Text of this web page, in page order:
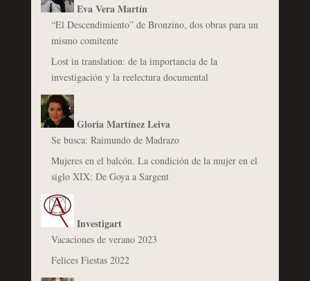
Eva Vera Martín
“El Descendimiento” de Bronzino, dos obras para un
mismo comitente
Lost in translation: de la importancia de la
investigación y la reelectura documental
Gloria Martínez Leiva
Se busca: Raimundo de Madrazo
Mujeres en el balcón. La condición de la mujer en el
siglo XIX: De Goya a Sargent
Investigart
Vacaciones de verano 2023
Felices Fiestas 2022